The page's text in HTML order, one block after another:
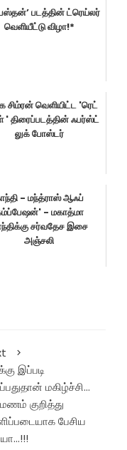
படத்தின் ட்ரெய்லர்
வெளியீட்டு விழா!*
சிம்ரன் வெளியிட்ட 'ரெட்
' திரைப்படத்தின் ஃபர்ஸ்ட்
லுக் போஸ்டர்
- மந்த்ராஸ் ஆஃப்
- மகாத்மா
சர்வதேச இசை
அஞ்சலி
இப்படி
மகிழ்ச்சி…
குறித்து
பேசிய